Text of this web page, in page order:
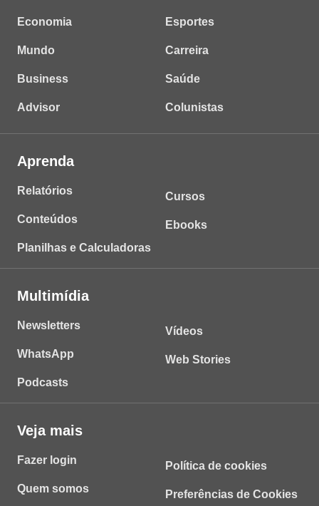
Economia
Mundo
Business
Advisor
Esportes
Carreira
Saúde
Colunistas
Aprenda
Relatórios
Conteúdos
Planilhas e Calculadoras
Cursos
Ebooks
Multimídia
Newsletters
WhatsApp
Podcasts
Vídeos
Web Stories
Veja mais
Fazer login
Quem somos
Política de cookies
Preferências de Cookies